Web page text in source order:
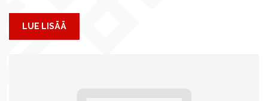
LUE LISÄÄ